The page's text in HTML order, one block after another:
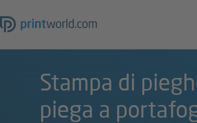
Stampa di
piega a